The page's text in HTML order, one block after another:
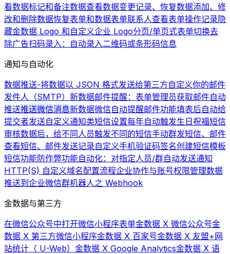
看数据标记和备注数据查看数据变更记录、恢复数据添加、修
改和删除数据恢复表单和数据表单联系人查看表单操作记录隐
藏金数据 Logo 和自定义企业 Logo分页/单页式表单切换去
除广告扫码录入：自动录入二维码或条形码信息
通知与自动化
数据推送-将数据以 JSON 格式发送给第三方自定义你的邮件
发件人（SMTP） 新数据邮件提醒：表单管理员获取邮件自动
推送推送微信消息新数据微信自动提醒邮件功能填表后自动给
提交者发送自定义通知类短信设置每年自动触发生日祝福短信
审核数据后，给不同人员触发不同的短信手动群发短信、邮件
查看短信、邮件发送记录自定义手机验证码签名创建短信模板
短信功能防作弊功能自动化：对指定人员/群自动发送通知
HTTP(S) 自定义域名配置流程企业协作与账号权限管理数据
推送到企业微信群机器人之 Webhook
金数据与第三方
在微信公众号中打开微信小程序表单金数据 X 微信公众号金
数据 X 第三方微信小程序金数据 X 百家号金数据 X 友盟+网
站统计（ U-Web） 金数据 X Google Analytics金数据 X 语